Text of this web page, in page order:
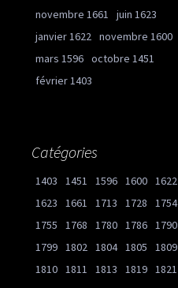
novembre 1661
juin 1623
janvier 1622 novembre 1600
mars 1596 octobre 1451
février 1403
Catégories
1403 1451 1596 1600 1622
1623
1661 1713 1728
1754
1755
1768 1780 1786 1790
1799 1802 1804 1805
1809
1810 1811 1813 1819 1821